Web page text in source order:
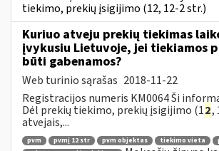
tiekimo, prekių įsigijimo (12, 12-2 str.)
Kuriuo atveju prekių tiekimas
įvykusiu Lietuvoje, jei tiekiamos
būti gabenamos?
Web turinio sąrašas 2018-11-22
Registracijos numeris KM0064 Ši
Dėl prekių tiekimo, prekių įsigijimo (12,
atvejais,...
pvm pvmį 12 str pvm objektas tiekimo vieta